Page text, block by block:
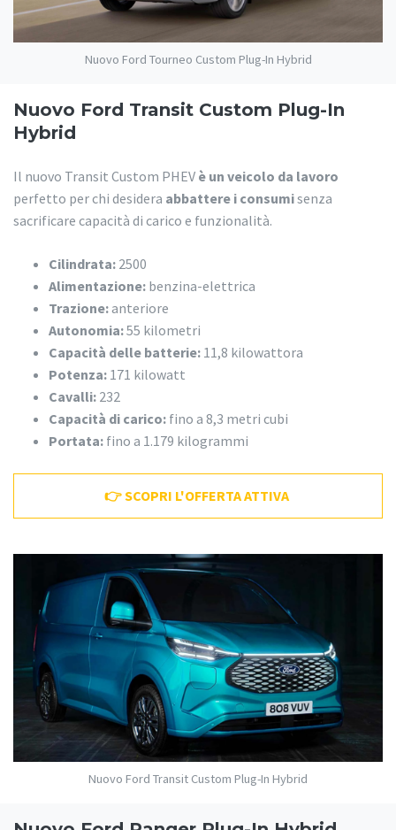
Nuovo Ford Tourneo Custom Plug-In Hybrid
Nuovo Ford Transit Custom Plug-In
Hybrid
Il nuovo Transit Custom PHEV è un veicolo da lavoro
perfetto per chi desidera abbattere i consumisenza
sacrificare capacità di carico e funzionalità.
Cilindrata: 2500
Alimentazione: benzina-elettrica
Trazione:anteriore
Autonomia:55 kilometri
Capacità delle batterie: 11,8 kilowattora
Potenza: 171 kilowatt
Cavalli: 232
Capacità di carico: fino a 8,3 metri cubi
Portata: fino a 1.179 kilogrammi
👉 SCOPRI L'OFFERTA ATTIVA
Nuovo Ford Transit Custom Plug-In Hybrid